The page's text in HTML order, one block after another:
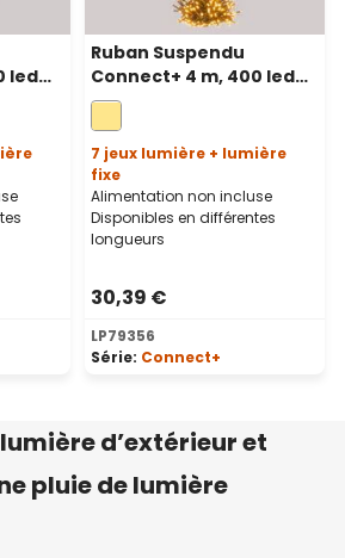
led
vert
Ruban Suspendu
Connect+ 4 m, 400 led
blanc chaud, câble vert
7 jeux lumière + lumière
fixe
Alimentation non incluse
Disponibles en différentes
longueurs
30,39 €
LP79356
Série: Connect+
d’extérieur et
pluie de lumière